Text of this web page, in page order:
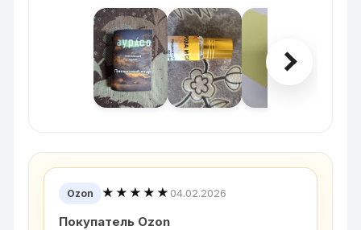
Ozon ★★★★★ 04.02.2026
Покупатель Ozon